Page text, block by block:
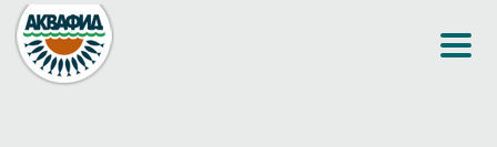
Перейти к основному содержанию